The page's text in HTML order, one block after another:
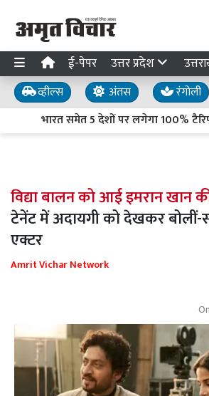
ई-पेपर उत्तर प्रदेश
व्हील्स अंतस रंगोली
भारत समेत 5 देशों पर लगेगा 100%
विद्या बालन को आई इमरान खान
टेनेंट में अदायगी को देखकर
एक्टर
Amrit Vichar Network
On